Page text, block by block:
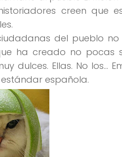
creen que
del pueblo
ha creado no pocas
Ellas. No los…
española.